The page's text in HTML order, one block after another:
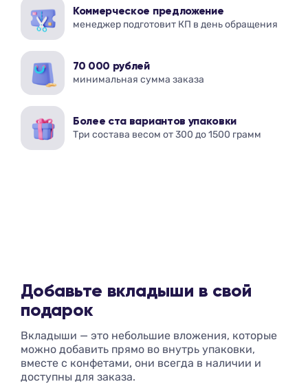
Коммерческое предложение
менеджер подготовит КП в день обращения
70 000 рублей
минимальная сумма заказа
Более ста вариантов упаковки
Три состава весом от 300 до 1500 грамм
Добавьте вкладыши в свой
подарок
Вкладыши — это небольшие вложения, которые
можно добавить прямо во внутрь упаковки,
вместе с конфетами, они всегда в наличии и
доступны для заказа.